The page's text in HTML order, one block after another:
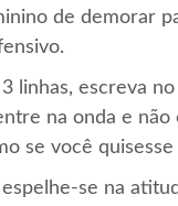
de demorar
linhas, escreva
na onda e
se você
se na